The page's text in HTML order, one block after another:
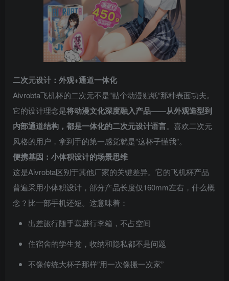
二次元设计：外观+通道一体化
Aivrobta飞机杯的二次元不是”贴个动漫贴纸”那种表面功夫。
它的设计理念是将动漫文化深度融入产品——从外观造型到
内部通道结构，都是一体化的二次元设计语言。喜欢二次元
风格的用户，拿到手的第一感觉就是”这杯子懂我”。
便携基因：小体积设计的场景思维
这是Aivrobta区别于其他厂家的关键差异。它的飞机杯产品
普遍采用小体积设计，部分产品长度仅160mm左右，什么概
念？比一部手机还短。这意味着：
出差旅行随手塞进行李箱，不占空间
住宿舍的学生党，收纳和隐私都不是问题
不像传统大杯子那样”用一次像搬一次家”